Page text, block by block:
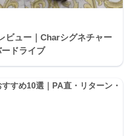
ビュー｜Charシグネチャー
ドライブ